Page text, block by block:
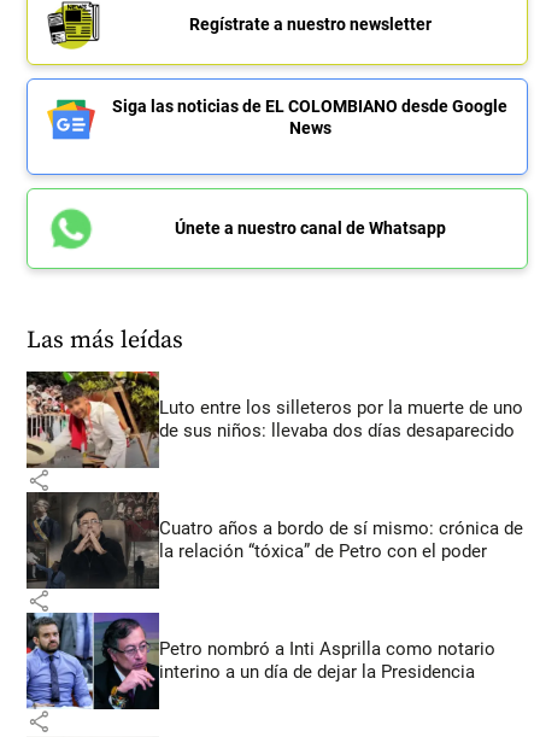
Regístrate a nuestro newsletter
Siga las noticias de EL COLOMBIANO desde Google
News
Únete a nuestro canal de Whatsapp
Las más leídas
Luto entre los silleteros por la muerte de uno
de sus niños: llevaba dos días desaparecido
share
Cuatro años a bordo de sí mismo: crónica de
la relación “tóxica” de Petro con el poder
share
Petro nombró a Inti Asprilla como notario
interino a un día de dejar la Presidencia
share